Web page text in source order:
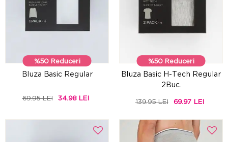
%50 Reduceri
Bluza Basic Regular
69.95 LEI 34.98 LEI
%50 Reduceri
Bluza Basic H-Tech Regular
2Buc.
139.95 LEI 69.97 LEI